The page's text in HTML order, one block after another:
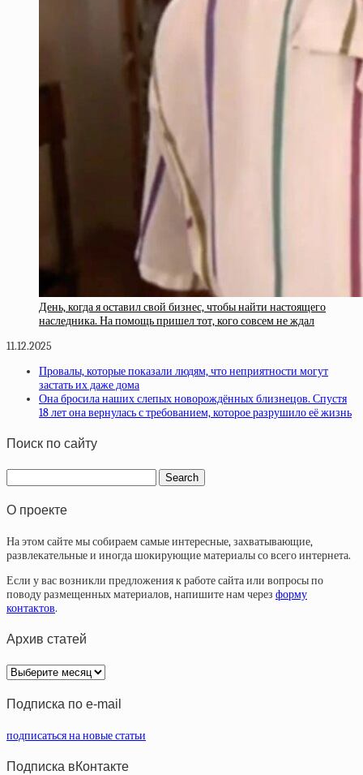
День, когда я оставил свой бизнес, чтобы найти настоящего
наследника. На помощь пришел тот, кого совсем не ждал
11.12.2025
Провалы, которые показали людям, что неприятности могут
застать их даже дома
Она бросила наших слепых новорождённых близнецов. Спустя
18 лет она вернулась с требованием, которое разрушило её жизнь
Поиск по сайту
О проекте
На этом сайте мы собираем самые интересные, захватывающие,
развлекательные и иногда шокирующие материалы со всего интернета.
Если у вас возникли предложения к работе сайта или вопросы по
поводу размещенных материалов, напишите нам через форму
контактов.
Архив статей
Архив
статей
Подписка по e-mail
подписаться на новые статьи
Подписка вКонтакте